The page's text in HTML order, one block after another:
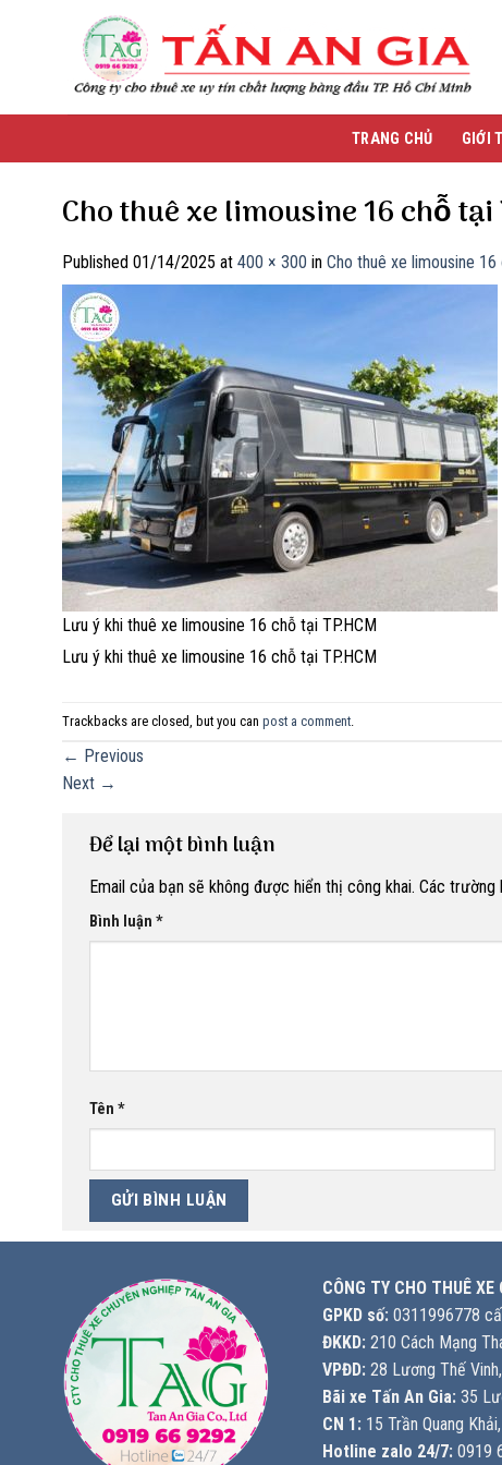
TRANG CHỦ GIỚI
Cho thuê xe limousine 16 chỗ tại
Published 01/14/2025 at 400 × 300 in Cho thuê xe limousine
Lưu ý khi thuê xe limousine 16 chỗ tại TP.HCM
Lưu ý khi thuê xe limousine 16 chỗ tại TP.HCM
Trackbacks are closed, but you can post a comment
← Previous
Next →
Để lại một bình luận
Email của bạn sẽ không được hiển thị công khai. Các trường
Bình luận *
Tên *
CÔNG TY CHO THUÊ
GPKD số: 0311996778
ĐKKD: 210 Cách Mạng
VPĐD: 28 Lương Thế Vinh,
Bãi xe Tấn An Gia: 35
CN 1: 15 Trần Quang
Hotline zalo 24/7: 0919